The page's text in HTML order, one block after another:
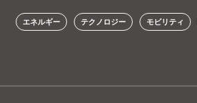
エネルギー テクノロジー モビリティ